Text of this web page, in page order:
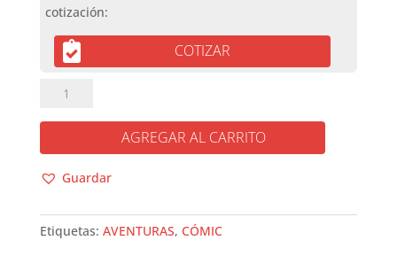
COTIZAR
MÁS
ALTA
cantidad
AGREGAR AL CARRITO
Guardar
Etiquetas: AVENTURAS, CÓMIC